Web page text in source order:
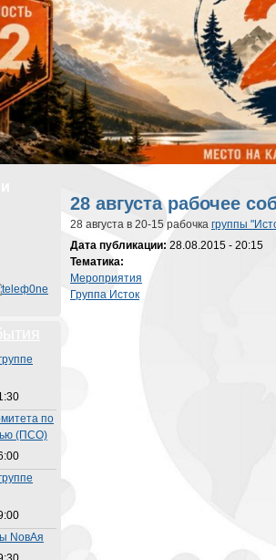
Вы здесь
28 августа рабочее
28 августа в 20-15 рабочка группы
Дата публикации: 28.08.2015 - 20:15
Тематика:
Мероприятия
Группа Исток
по
(ПСО)
NовАя